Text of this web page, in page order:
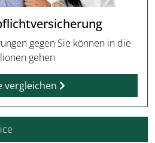
gegen Sie können in die
gehen
vergleichen